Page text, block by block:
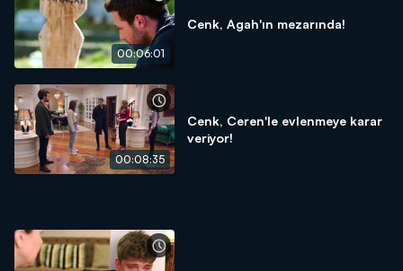
00:06:01
Cenk, Agah'ın mezarında!
00:08:35
Cenk, Ceren'le evlenmeye karar
veriyor!